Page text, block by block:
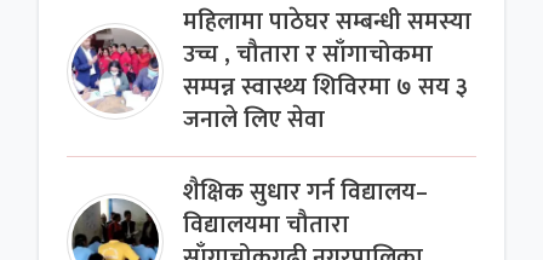
महिलामा पाठेघर सम्बन्धी समस्या
उच्च , चौतारा र साँगाचोकमा
सम्पन्न स्वास्थ्य शिविरमा ७ सय ३
जनाले लिए सेवा
शैक्षिक सुधार गर्न विद्यालय–
विद्यालयमा चौतारा